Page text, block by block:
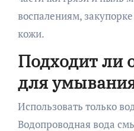
воспалениям,
кожи.
Подходит ли
для
Использовать только
Водопроводная вода